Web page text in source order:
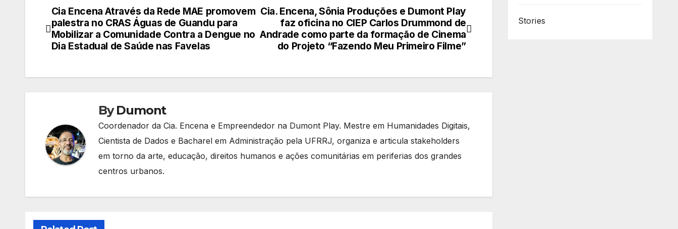
Navegação
de
Cia. Encena, Sônia Produções e Dumont Play
faz oficina no CIEP Carlos Drummond de
Andrade como parte da formação de Cinema
do Projeto “Fazendo Meu Primeiro Filme”
Cia Encena Através da Rede MAE promovem
palestra no CRAS Águas de Guandu para
Mobilizar a Comunidade Contra a Dengue no
Dia Estadual de Saúde nas Favelas
ByDumont
Coordenador da Cia. Encena e Empreendedor na Dumont Play. Mestre em Humanidades Digitais,
Cientista de Dados e Bacharel em Administração pela UFRRJ, organiza e articula stakeholders
em torno da arte, educação, direitos humanos e ações comunitárias em periferias dos grandes
centros urbanos.
Stories